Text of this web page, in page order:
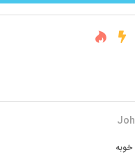
خوبه